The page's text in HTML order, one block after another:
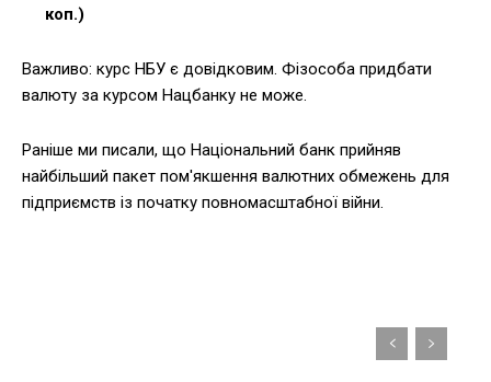
коп.)
Важливо: курс НБУ є довідковим. Фізособа придбати
валюту за курсом Нацбанку не може.
Раніше ми писали, що Національний банк прийняв
найбільший пакет пом'якшення валютних обмежень для
підприємств із початку повномасштабної війни.